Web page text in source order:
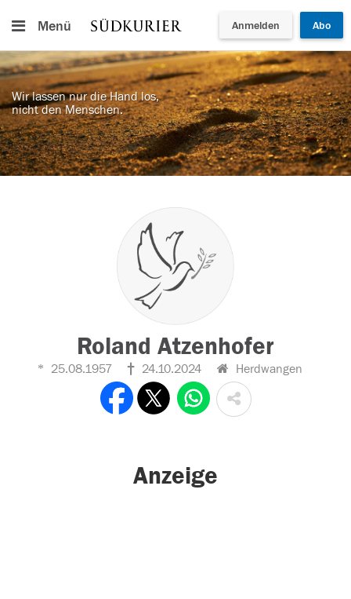
Menü Anmelden Abo
Wir lassen nur die Hand los,
nicht den Menschen.
Roland Atzenhofer
25.08.1957 24.10.2024 Herdwangen
Anzeige